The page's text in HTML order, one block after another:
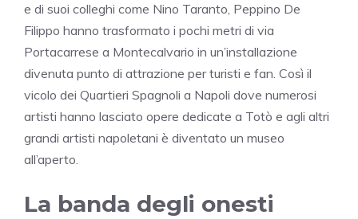
e di suoi colleghi come Nino Taranto, Peppino De
Filippo hanno trasformato i pochi metri di via
Portacarrese a Montecalvario in un’installazione
divenuta punto di attrazione per turisti e fan. Così il
vicolo dei Quartieri Spagnoli a Napoli dove numerosi
artisti hanno lasciato opere dedicate a Totò e agli altri
grandi artisti napoletani è diventato un museo
all’aperto.
La banda degli onesti